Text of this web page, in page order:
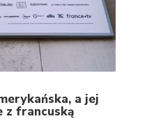
a jej
z francuską